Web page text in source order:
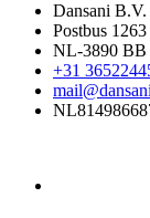
Dansani B.V.
Postbus 1263
NL-3890 BB
+31